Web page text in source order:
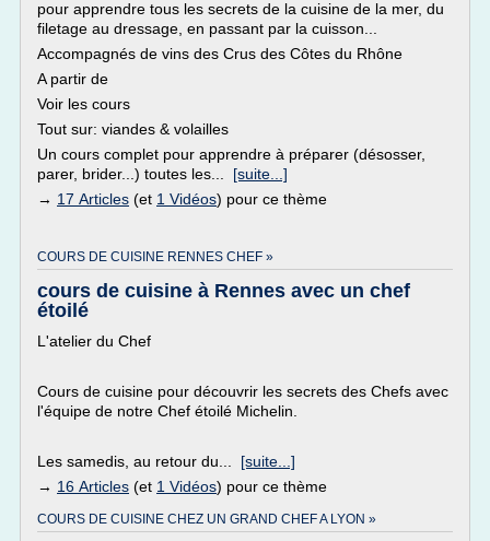
pour apprendre tous les secrets de la cuisine de la mer, du
filetage au dressage, en passant par la cuisson...
Accompagnés de vins des Crus des Côtes du Rhône
A partir de
Voir les cours
Tout sur: viandes & volailles
Un cours complet pour apprendre à préparer (désosser,
parer, brider...) toutes les... [suite...]
→ 17 Articles (et 1 Vidéos) pour ce thème
COURS DE CUISINE RENNES CHEF »
cours de cuisine à Rennes avec un chef
étoilé
L'atelier du Chef
Cours de cuisine pour découvrir les secrets des Chefs avec
l'équipe de notre Chef étoilé Michelin.
Les samedis, au retour du... [suite...]
→ 16 Articles (et 1 Vidéos) pour ce thème
COURS DE CUISINE CHEZ UN GRAND CHEF A LYON »